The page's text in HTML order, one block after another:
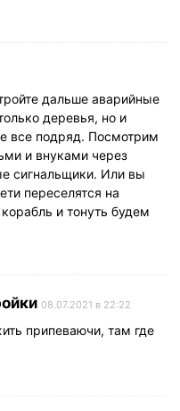
дальше аварийные
деревья, но и
все подряд. Посмотрим
и внуками через
сигнальщики. Или вы
переселятся на
и тонуть будем
08.07.2021 в 22:22
припеваючи, там где